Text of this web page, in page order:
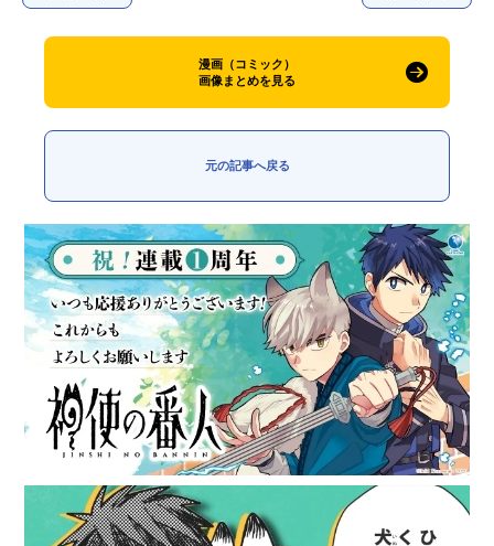
FOLLOW US
漫画（コミック）
画像まとめを見る
元の記事へ戻る